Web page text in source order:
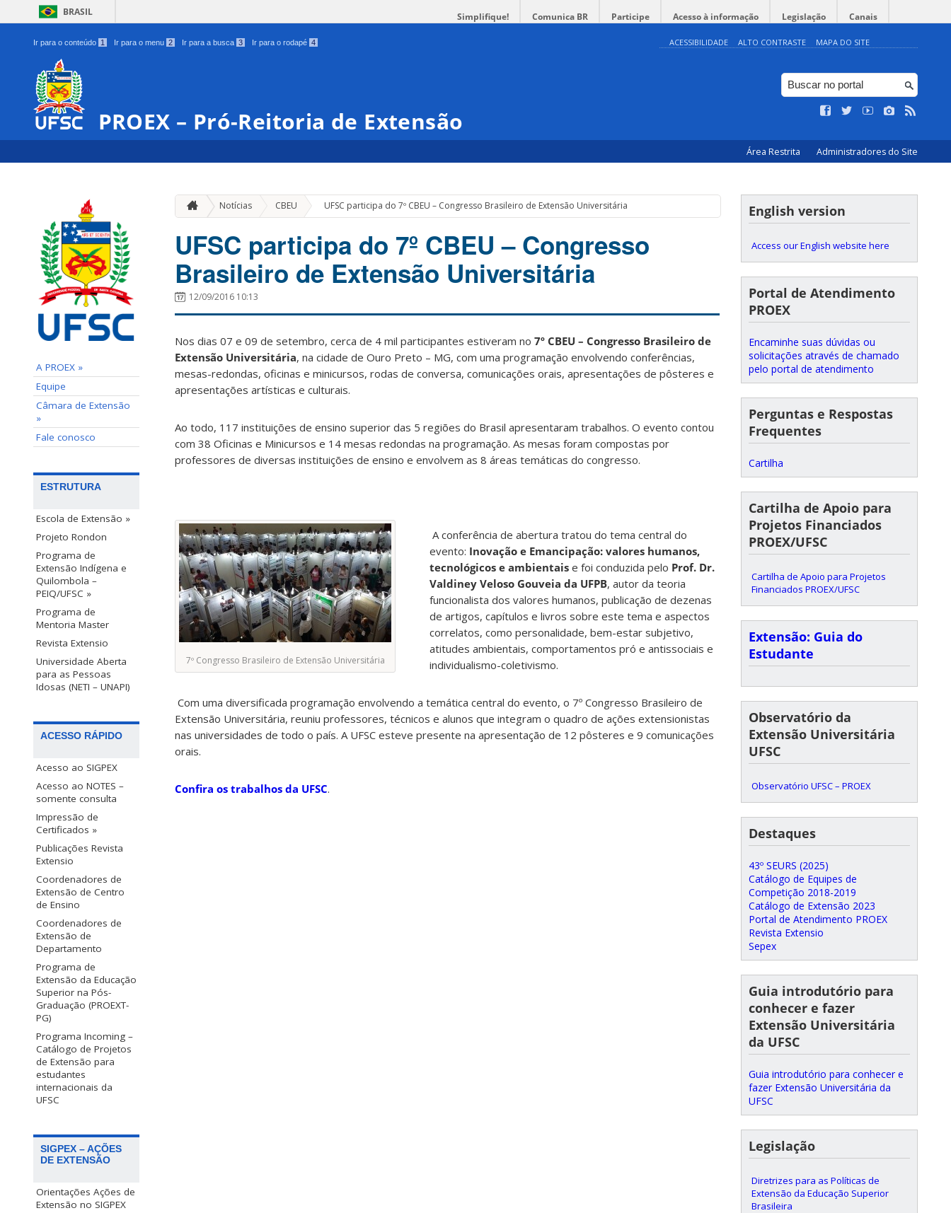
BRASIL Simplifique! Comunica BR Participe Acesso à informação Legislação Canais
Ir para o conteúdo 1 Ir para o menu 2 Ir para a busca 3 Ir para o rodapé 4 ACESSIBILIDADE ALTO CONTRASTE MAPA DO SITE
PROEX – Pró-Reitoria de Extensão
Área Restrita Administradores do Site
A PROEX »
Equipe
Câmara de Extensão
»
Fale conosco
ESTRUTURA
Escola de Extensão »
Projeto Rondon
Programa de
Extensão Indígena e
Quilombola –
PEIQ/UFSC »
Programa de
Mentoria Master
Revista Extensio
Universidade Aberta
para as Pessoas
Idosas (NETI – UNAPI)
ACESSO RÁPIDO
Acesso ao SIGPEX
Acesso ao NOTES –
somente consulta
Impressão de
Certificados »
Publicações Revista
Extensio
Coordenadores de
Extensão de Centro
de Ensino
Coordenadores de
Extensão de
Departamento
Programa de
Extensão da Educação
Superior na Pós-
Graduação (PROEXT-
PG)
Programa Incoming –
Catálogo de Projetos
de Extensão para
estudantes
internacionais da
UFSC
SIGPEX – AÇÕES
DE EXTENSÃO
Orientações Ações de
Extensão no SIGPEX
Notícias CBEU » UFSC participa do 7º CBEU – Congresso Brasileiro de Extensão Universitária
UFSC participa do 7º CBEU – Congresso
Brasileiro de Extensão Universitária
12/09/2016 10:13
Nos dias 07 e 09 de setembro, cerca de 4 mil participantes estiveram no 7º CBEU – Congresso Brasileiro de
Extensão Universitária, na cidade de Ouro Preto – MG, com uma programação envolvendo conferências,
mesas-redondas, oficinas e minicursos, rodas de conversa, comunicações orais, apresentações de pôsteres e
apresentações artísticas e culturais.
Ao todo, 117 instituições de ensino superior das 5 regiões do Brasil apresentaram trabalhos. O evento contou
com 38 Oficinas e Minicursos e 14 mesas redondas na programação. As mesas foram compostas por
professores de diversas instituições de ensino e envolvem as 8 áreas temáticas do congresso.
7º Congresso Brasileiro de Extensão Universitária
A conferência de abertura tratou do tema central do
evento: Inovação e Emancipação: valores humanos,
tecnológicos e ambientais e foi conduzida pelo Prof. Dr.
Valdiney Veloso Gouveia da UFPB, autor da teoria
funcionalista dos valores humanos, publicação de dezenas
de artigos, capítulos e livros sobre este tema e aspectos
correlatos, como personalidade, bem-estar subjetivo,
atitudes ambientais, comportamentos pró e antissociais e
individualismo-coletivismo.
Com uma diversificada programação envolvendo a temática central do evento, o 7º Congresso Brasileiro de
Extensão Universitária, reuniu professores, técnicos e alunos que integram o quadro de ações extensionistas
nas universidades de todo o país. A UFSC esteve presente na apresentação de 12 pôsteres e 9 comunicações
orais.
Confira os trabalhos da UFSC.
English version
Access our English website here
Portal de Atendimento
PROEX
Encaminhe suas dúvidas ou
solicitações através de chamado
pelo portal de atendimento
Perguntas e Respostas
Frequentes
Cartilha
Cartilha de Apoio para
Projetos Financiados
PROEX/UFSC
Cartilha de Apoio para Projetos
Financiados PROEX/UFSC
Extensão: Guia do
Estudante
Observatório da
Extensão Universitária
UFSC
Observatório UFSC – PROEX
Destaques
43º SEURS (2025)
Catálogo de Equipes de
Competição 2018-2019
Catálogo de Extensão 2023
Portal de Atendimento PROEX
Revista Extensio
Sepex
Guia introdutório para
conhecer e fazer
Extensão Universitária
da UFSC
Guia introdutório para conhecer e
fazer Extensão Universitária da
UFSC
Legislação
Diretrizes para as Políticas de
Extensão da Educação Superior
Brasileira